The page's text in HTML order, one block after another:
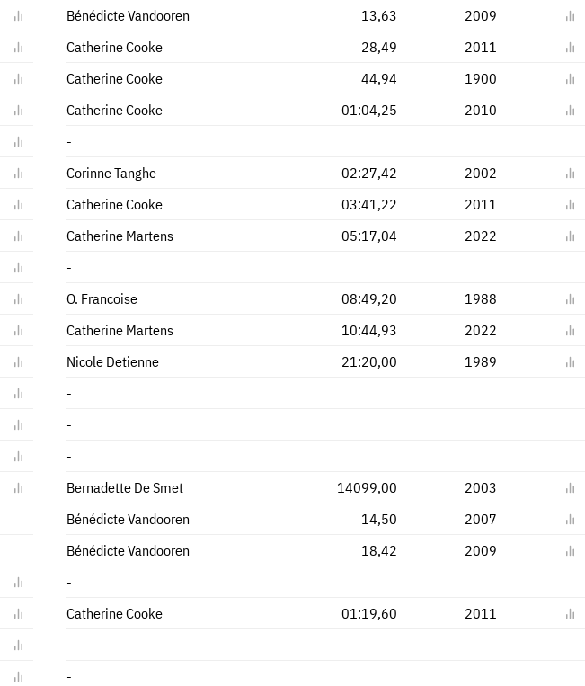
Bénédicte Vandooren 13,63
2009
Catherine Cooke 28,49
2011
Catherine Cooke 44,94
1900
Catherine Cooke 01:04,25
2010
-
Corinne Tanghe 02:27,42
2002
Catherine Cooke 03:41,22
2011
Catherine Martens 05:17,04
2022
-
O. Francoise 08:49,20
1988
Catherine Martens 10:44,93
2022
Nicole Detienne 21:20,00
1989
-
-
-
Bernadette De Smet 14099,00
2003
Bénédicte Vandooren 14,50
2007
Bénédicte Vandooren 18,42
2009
-
Catherine Cooke 01:19,60
2011
-
-